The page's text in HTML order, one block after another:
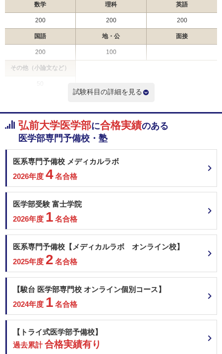
2月6日
昭和医科大学 長野県地域枠
昭和医科大学 一般選抜入試（Ⅰ期）
帝京大学 一般
帝京大学 一般（福島枠）
帝京大学 一般（千葉枠）
帝京大学 一般（静岡枠）
帝京大学 一般（茨城枠）
帝京大学 一般（群馬枠）
2月7日
京都府立医科大学 学校推薦型選抜＜地域枠＞
大阪大学 推薦（学校型推薦選抜）
熊本大学 学校推薦型選抜Ⅱ（地域枠）
熊本大学 学校推薦型選抜Ⅱ（みらい医療枠）
東邦大学 一般
川崎医科大学 静岡地域枠
川崎医科大学 長崎地域枠
川崎医科大学 岡山地域枠
東北医科薬科大学 一般
金沢大学 A-lympiad選抜Ⅱ
金沢大学 総合型選抜Ⅱ（地元育成枠）
金沢大学 学校推薦型選抜Ⅱ(特別枠）
金沢大学 学校推薦型選抜Ⅱ
金沢大学 医学類・高大院接続入試
名古屋市立大学 地域枠学校推薦
名古屋市立大学 学校推薦（中部圏活躍型）
数学 理科 英語
200 200 200
国語 地・公 面接
200 100
その他（小論文など）
数学 理科
200
＜科目詳細＞
６教科８科目 【外国語】英 【数】IＡ・IiＢＣ 【理】物・化・生から2
【国】 【情】情報Ⅰ 【地歴・公民】地地、歴日、歴世、地歴公、公倫、公政
から1
【その他】ケーススタディの自学自習(200点),個人面接(200点)
【私費外国人留学生入試】
＜科目詳細＞
日本留学試験，英語，小論文，面接それぞれをＡ，Ｂ，Ｃ，Ｄ，Ｅの 5 段
試験科目の詳細を見る
弘前大学医学部に合格実績のある
医学部専門予備校・塾
医系専門予備校 メディカルラボ
2026年度 4名合格
医学部受験 富士学院
2026年度 1 名合格
医系専門予備校【メディカルラボ オンライン校】
2025年度 2 名合格
【駿台 医学部専門校 オンライン個別コース】
2024年度 1 名合格
【トライ式医学部予備校】
過去累計合格実績有り